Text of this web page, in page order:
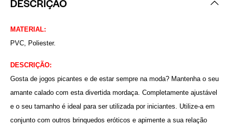
DESCRIÇÃO
MATERIAL:
PVC, Poliester.
DESCRIÇÃO:
Gosta de jogos picantes e de estar sempre na moda? Mantenha o seu
amante calado com esta divertida mordaça. Completamente ajustável
e o seu tamanho é ideal para ser utilizada por iniciantes. Utilize-a em
conjunto com outros brinquedos eróticos e apimente a sua relação